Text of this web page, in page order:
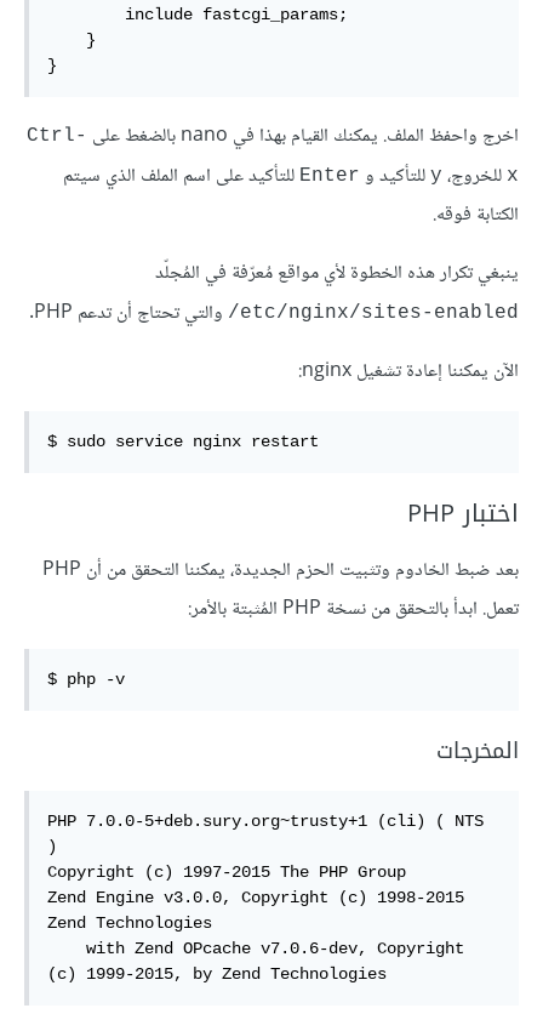
}
اخرج واحفظ الملف. يمكنك القيام بهذا في nano بالضغط على
Ctrl-
x للخروج، y للتأكيد و Enter للتأكيد على اسم الملف الذي سيتم
الكتابة فوقه.
ينبغي تكرار هذه الخطوة لأي مواقع مُعرّفة في المُجلّد
etc/nginx/sites-enabled/
والتي تحتاج أن تدعم PHP.
الآن يمكننا إعادة تشغيل nginx:
$ sudo service nginx restart
اختبار PHP
بعد ضبط الخادوم وتثبيت الحزم الجديدة، يمكننا التحقق من أن PHP
تعمل. ابدأ بالتحقق من نسخة PHP المُثبتة بالأمر:
$ php -v
المخرجات
PHP 7.0.0-5+deb.sury.org~trusty+1 (cli) ( NTS
)
Copyright (c) 1997-2015 The PHP Group
Zend Engine v3.0.0, Copyright (c) 1998-2015
Zend Technologies
(c) 1999-2015, by Zend Technologies